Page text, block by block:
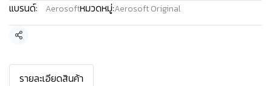
แบรนด์:
Aerosoftหมวดหมู่:Aerosoft Original
แชร์
รายละเอียดสินค้า